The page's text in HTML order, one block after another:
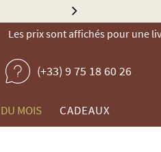
& Millau
Les prix sont affichés pour une
(+33) 9 75 18 60 26
MOIS CADEAUX